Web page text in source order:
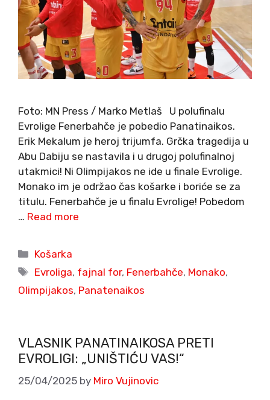
Foto: MN Press / Marko Metlaš U polufinalu
Evrolige Fenerbahče je pobedio Panatinaikos.
Erik Mekalum je heroj trijumfa. Grčka tragedija u
Abu Dabiju se nastavila i u drugoj polufinalnoj
utakmici! Ni Olimpijakos ne ide u finale Evrolige.
Monako im je održao čas košarke i boriće se za
titulu. Fenerbahče je u finalu Evrolige! Pobedom
… Read more
Categories
Košarka
Tags
Evroliga, fajnal for, Fenerbahče, Monako,
Olimpijakos, Panatenaikos
VLASNIK PANATINAIKOSA PRETI
EVROLIGI: „UNIŠTIĆU VAS!“
25/04/2025 by Miro Vujinovic